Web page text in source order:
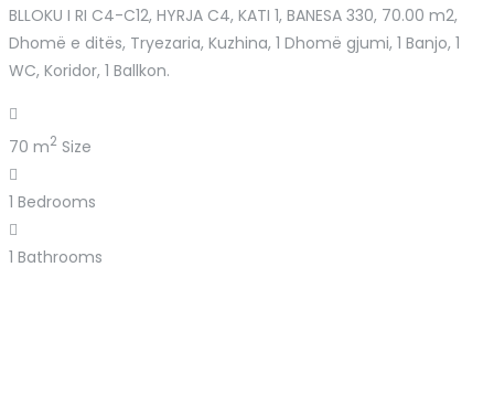
BLLOKU I RI C4-C12, HYRJA C4, KATI 1, BANESA 330, 70.00 m2,
Dhomë e ditës, Tryezaria, Kuzhina, 1 Dhomë gjumi, 1 Banjo, 1
WC, Koridor, 1 Ballkon.
70 m2 Size
1 Bedrooms
1 Bathrooms